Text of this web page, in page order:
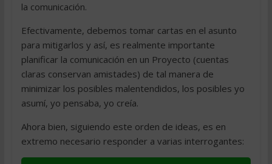
la comunicación.
Efectivamente, debemos tomar cartas en el asunto
para mitigarlos y así, es realmente importante
planificar la comunicación en un Proyecto (cuentas
claras conservan amistades) de tal manera de
minimizar los posibles malentendidos, los posibles yo
asumí, yo pensaba, yo creía.
Ahora bien, siguiendo este orden de ideas, es en
extremo necesario responder a varias interrogantes: